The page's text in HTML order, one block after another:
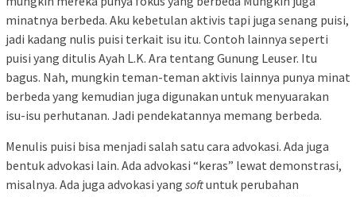
minatnya berbeda. Aku kebetulan aktivis tapi juga senang puisi,
jadi kadang nulis puisi terkait isu itu. Contoh lainnya seperti
puisi yang ditulis Ayah L.K. Ara tentang Gunung Leuser. Itu
bagus. Nah, mungkin teman-teman aktivis lainnya punya minat
berbeda yang kemudian juga digunakan untuk menyuarakan
isu-isu perhutanan. Jadi pendekatannya memang berbeda.
Menulis puisi bisa menjadi salah satu cara advokasi. Ada juga
bentuk advokasi lain. Ada advokasi “keras” lewat demonstrasi,
misalnya. Ada juga advokasi yang softuntuk perubahan